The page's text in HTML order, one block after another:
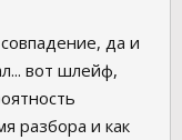
да и
вот шлейф,
разбора и как